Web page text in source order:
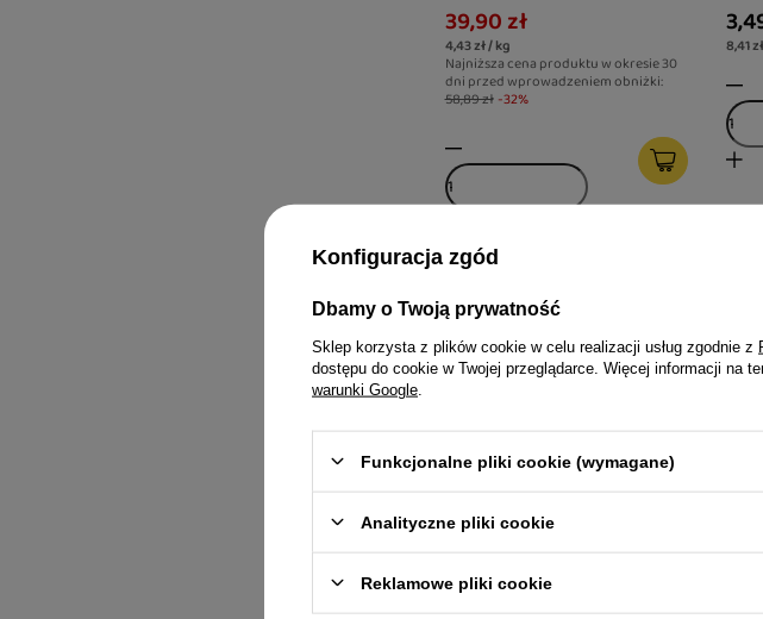
39,90 zł
4,43 zł / kg
Najniższa cena produktu w okresie 30
dni przed wprowadzeniem obniżki:
58,89 zł -32%
8,41
Flipper Mokra karma dla psa
Konfiguracja zgód
Dbamy o Twoją prywatność
Sklep korzysta z plików cookie w celu realizacji usług zgodnie z
dostępu do cookie w Twojej przeglądarce. Więcej informacji na
warunki Google
Funkcjonalne pliki cookie (wymagane)
Analityczne pliki cookie
Reklamowe pliki cookie